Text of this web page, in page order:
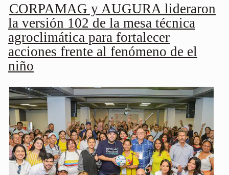
CORPAMAG y AUGURA lideraron
la versión 102 de la mesa técnica
agroclimática para fortalecer
acciones frente al fenómeno de el
niño